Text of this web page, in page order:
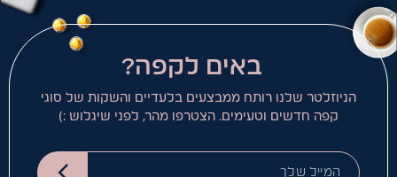
באים לקפה?
הניוזלטר שלנו רותח ממבצעים בלעדיים והשקות של סוגי
קפה חדשים וטעימים. הצטרפו מהר, לפני שיגלוש :)
המייל שלך